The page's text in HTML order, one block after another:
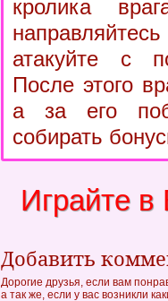
кролика
атакуйте с
После этого
а за его
собирать
Играйте в
Добавить
Дорогие друзья, если вам
а так же, если у вас возникли